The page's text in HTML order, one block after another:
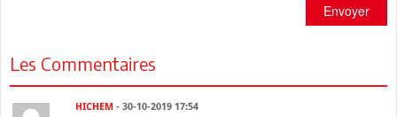
Envoyer
Les Commentaires
HICHEM - 30-10-2019 17:54